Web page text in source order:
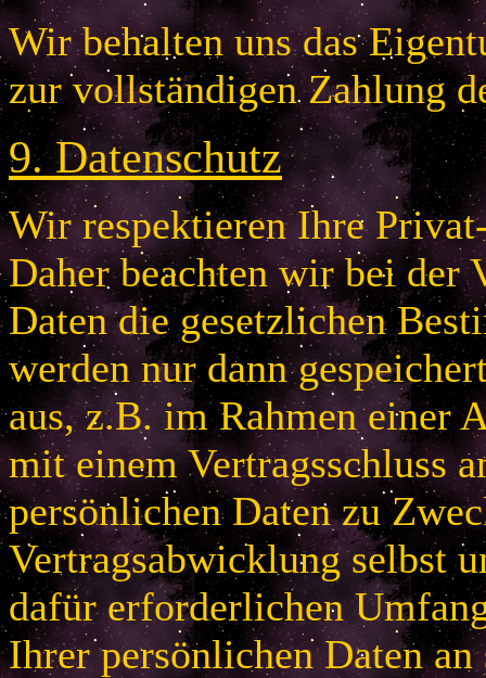
Wir behalten uns das
zur vollständigen Zahlung
9.Datenschutz
Wir respektieren Ihre
Daher beachten wir bei der
Daten die gesetzlichen
werden nur dann
aus, z.B. im Rahmen einer
mit einem Vertragsschluss
persönlichen Daten zu
Vertragsabwicklung selbst
dafür erforderlichen
Ihrer persönlichen Daten